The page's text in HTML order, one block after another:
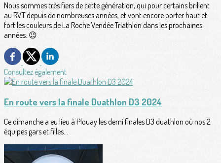
Nous sommes très fiers de cette génération, qui pour certains brillent
au RVT depuis de nombreuses années, et vont encore porter haut et
fort les couleurs de La Roche Vendée Triathlon dans les prochaines
années. 😉
Consultez également
En route vers la finale Duathlon D3 2024
Ce dimanche a eu lieu à Plouay les demi finales D3 duathlon où nos 2
équipes gars et filles...